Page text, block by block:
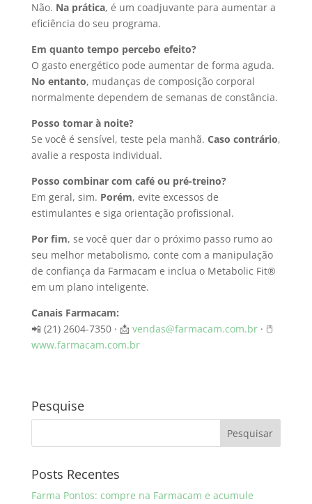
Não. Na prática, é um coadjuvante para aumentar a
eficiência do seu programa.
Em quanto tempo percebo efeito?
O gasto energético pode aumentar de forma aguda.
No entanto, mudanças de composição corporal
normalmente dependem de semanas de constância.
Posso tomar à noite?
Se você é sensível, teste pela manhã. Caso contrário,
avalie a resposta individual.
Posso combinar com café ou pré-treino?
Em geral, sim. Porém, evite excessos de
estimulantes e siga orientação profissional.
Por fim, se você quer dar o próximo passo rumo ao
seu melhor metabolismo, conte com a manipulação
de confiança da Farmacam e inclua o Metabolic Fit®
em um plano inteligente.
Canais Farmacam:
📲 (21) 2604-7350 · 📩 vendas@farmacam.com.br· 🖱
www.farmacam.com.br
Pesquise
Posts Recentes
Farma Pontos: compre na Farmacam e acumule